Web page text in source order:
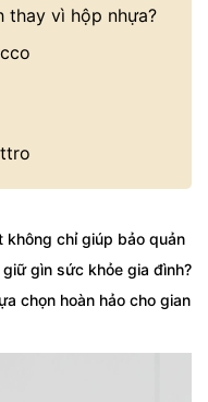
thay vì hộp nhựa?
không chỉ giúp bảo quản
gìn sức khỏe gia đình?
chọn hoàn hảo cho gian